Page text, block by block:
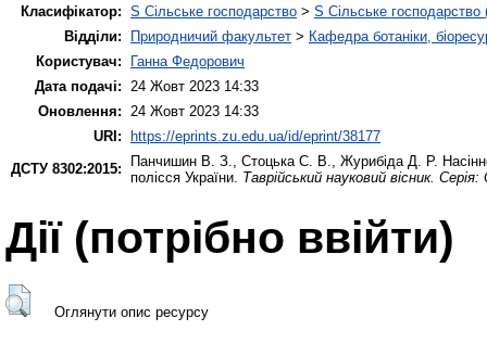
Класифікатор: S Сільське господарство > S Сільське господарство
Відділи:
Природничий факультет > Кафедра ботаніки,
Користувач:
Ганна Федорович
Дата подачі: 24 Жовт 2023 14:33
Оновлення: 24 Жовт 2023 14:33
URI:
https://eprints.zu.edu.ua/id/eprint/38177
ДСТУ 8302:2015:
Панчишин В. З., Стоцька С. В., Журибіда Д. Р.
полісся України. Таврійський науковий вісник. Серія:
Дії ​​(потрібно ввійти)
Оглянути опис ресурсу